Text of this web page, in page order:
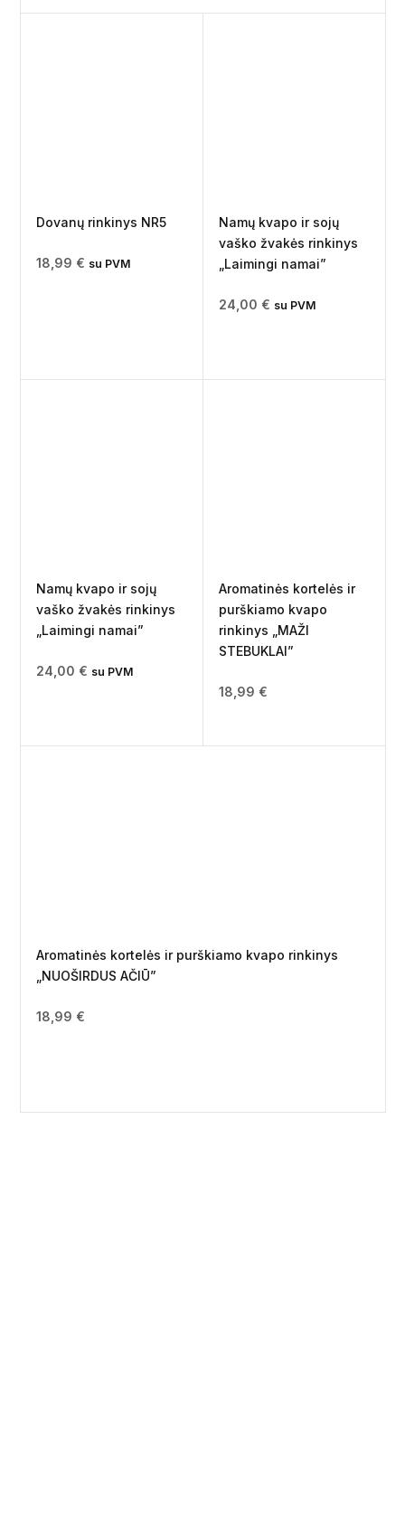
Dovanų rinkinys NR5
18,99 € su PVM
Namų kvapo ir sojų
vaško žvakės rinkinys
„Laimingi namai”
24,00 € su PVM
Namų kvapo ir sojų
vaško žvakės rinkinys
„Laimingi namai”
24,00 € su PVM
Aromatinės kortelės ir
purškiamo kvapo
rinkinys „MAŽI
STEBUKLAI”
18,99 €
Aromatinės kortelės ir purškiamo kvapo rinkinys
„NUOŠIRDUS AČIŪ”
18,99 €